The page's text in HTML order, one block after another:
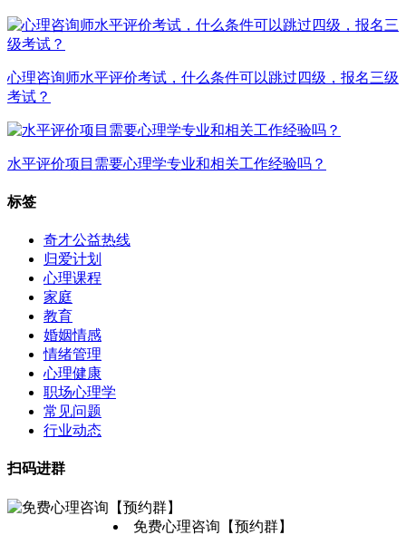
心理咨询师水平评价考试，什么条件可以跳过四级，报名三级
考试？
水平评价项目需要心理学专业和相关工作经验吗？
标签
奇才公益热线
归爱计划
心理课程
家庭
教育
婚姻情感
情绪管理
心理健康
职场心理学
常见问题
行业动态
扫码进群
免费心理咨询【预约群】